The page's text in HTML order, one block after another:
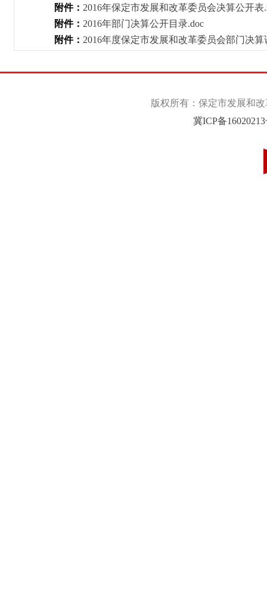
附件： 2016年保定市发展和改革委员会决算公开表
附件： 2016年部门决算公开目录.doc
附件： 2016年度保定市发展和改革委员会部门决算
版权所有：保定市发展和
冀ICP备